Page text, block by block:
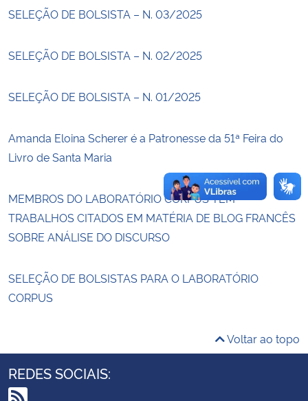
Ministério do Desenvolvimento Regional
Controladoria-Geral da União
Ministério da Mulher, da Família e dos Direitos Humanos
Secretaria de Governo
Gabinete de Segurança Institucional
Advocacia-Geral da União
Banco Central do Brasil
SELEÇÃO DE BOLSISTA – N. 03/2025
SELEÇÃO DE BOLSISTA – N. 02/2025
SELEÇÃO DE BOLSISTA – N. 01/2025
Amanda Eloina Scherer é a Patronesse da 51ª Feira do
Livro de Santa Maria
MEMBROS DO LABORATÓRIO CORPUS TÊM
TRABALHOS CITADOS EM MATÉRIA DE BLOG FRANCÊS
SOBRE ANÁLISE DO DISCURSO
SELEÇÃO DE BOLSISTAS PARA O LABORATÓRIO
CORPUS
Voltar ao topo
REDES SOCIAIS: